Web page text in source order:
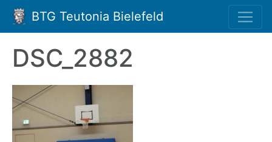
BTG Teutonia Bielefeld
DSC_2882